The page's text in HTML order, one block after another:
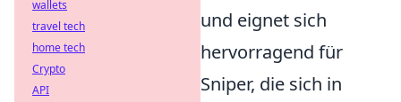
und eignet sich
hervorragend für
Sniper, die sich in
wallets
travel tech
home tech
Crypto
API